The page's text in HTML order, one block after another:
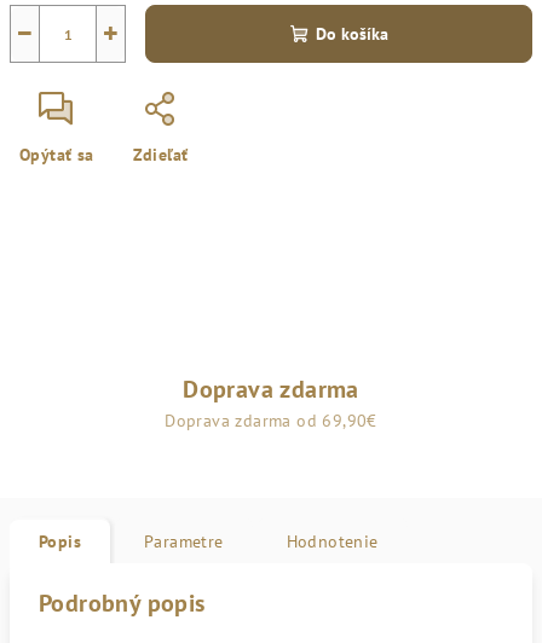
+
− Do košíka
Opýtať sa Zdieľať
Doprava zdarma
Doprava zdarma od 69,90€
Popis Parametre Hodnotenie
Podrobný popis